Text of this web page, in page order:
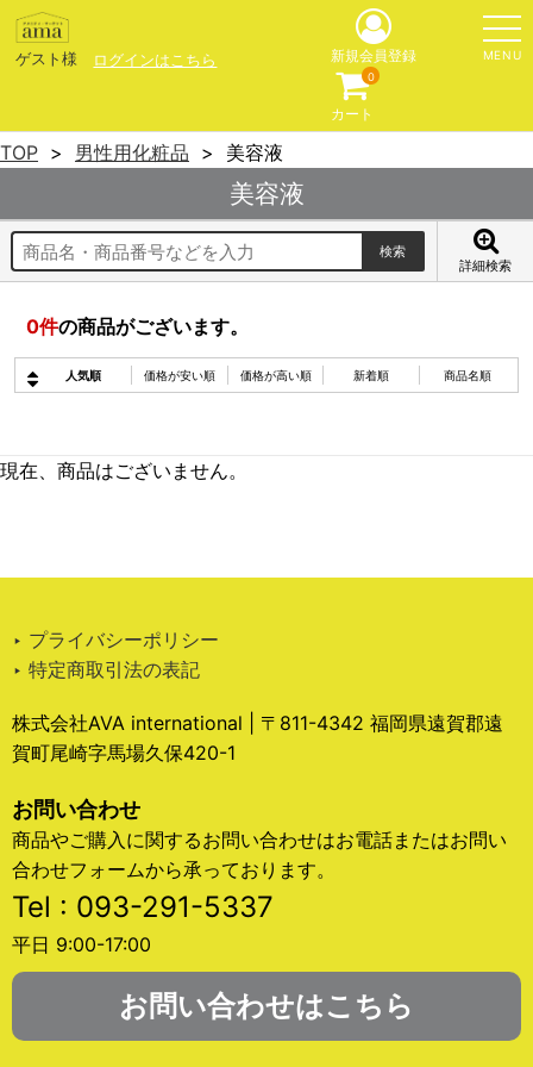
ゲスト様 ログインはこちら MENU
新規会員登録
カート
0
TOP 男性用化粧品 美容液
美容液
詳細検索
0件の商品がございます。
人気順 価格が安い順 価格が高い順 新着順 商品名順
現在、商品はございません。
‣ プライバシーポリシー
‣ 特定商取引法の表記
株式会社AVA international | 〒811-4342 福岡県遠賀郡遠
賀町尾崎字馬場久保420-1
お問い合わせ
商品やご購入に関するお問い合わせはお電話またはお問い
合わせフォームから承っております。
Tel : 093-291-5337
平日 9:00-17:00
お問い合わせはこちら